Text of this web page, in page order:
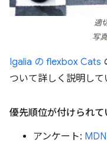
適
写
Igalia の flexbox Cats
ついて詳しく説明して
優先順位が付けられて
アンケート: